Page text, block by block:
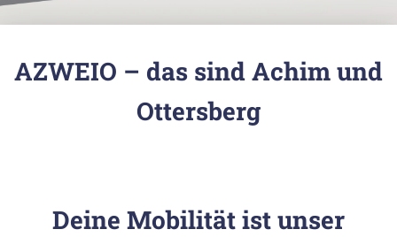
AZWEIO – das sind Achim und
Ottersberg
Deine Mobilität ist unser